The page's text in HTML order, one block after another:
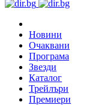
Новини
Очаквани
Програма
Звезди
Каталог
Трейлъри
Премиери